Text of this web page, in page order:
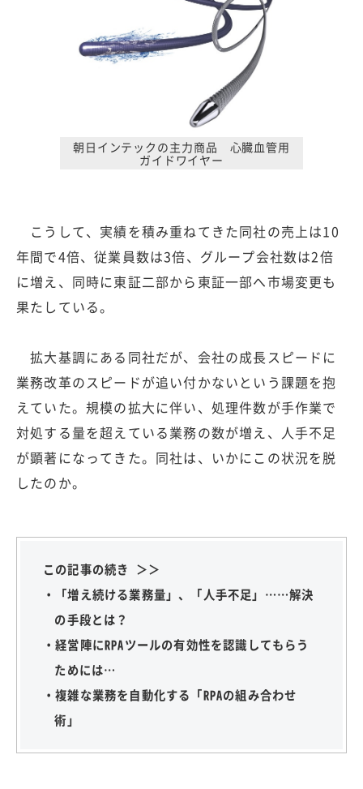
朝日インテックの主力商品 心臓血管用
ガイドワイヤー
こうして、実績を積み重ねてきた同社の売上は10
年間で4倍、従業員数は3倍、グループ会社数は2倍
に増え、同時に東証二部から東証一部へ市場変更も
果たしている。
拡大基調にある同社だが、会社の成長スピードに
業務改革のスピードが追い付かないという課題を抱
えていた。規模の拡大に伴い、処理件数が手作業で
対処する量を超えている業務の数が増え、人手不足
が顕著になってきた。同社は、いかにこの状況を脱
したのか。
この記事の続き ＞＞
・「増え続ける業務量」、「人手不足」……解決
の手段とは？
・経営陣にRPAツールの有効性を認識してもらう
ためには…
・複雑な業務を自動化する「RPAの組み合わせ
術」